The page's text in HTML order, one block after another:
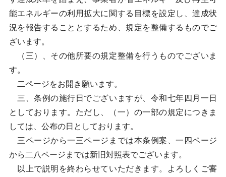
能エネルギーの利用拡大に関する目標を設定し、達成状
況を報告することとするため、規定を整備するものでご
ざいます。
（三）、その他所要の規定整備を行うものでございま
す。
二ページをお開き願います。
三、条例の施行日でございますが、令和七年四月一日
としております。ただし、（一）の一部の規定につきま
しては、公布の日としております。
三ページから一三ページまでは本条例案、一四ページ
から二八ページまでは新旧対照表でございます。
以上で説明を終わらせていただきます。よろしくご審